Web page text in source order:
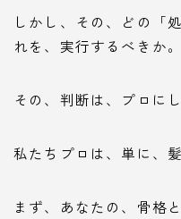
しかし、その、どの「
れを、実行するべきか。
その、判断は、プロに
私たちプロは、単に、
まず、あなたの、骨格